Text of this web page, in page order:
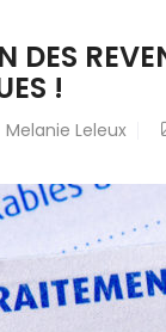
DES
!
Melanie Leleux